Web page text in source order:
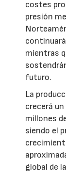
costes
presión
mientras
futuro.
La
crecerá
millones
siendo el
global de